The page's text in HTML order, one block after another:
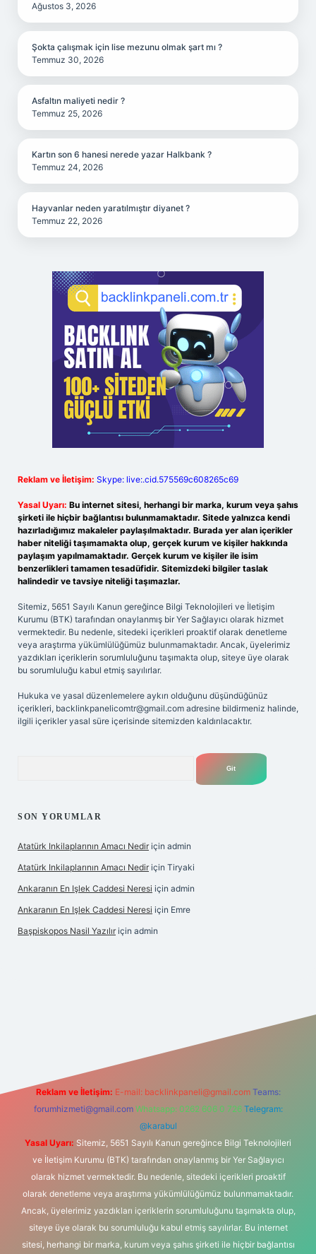
Ağustos 3, 2026
Şokta çalışmak için lise mezunu olmak şart mı ?
Temmuz 30, 2026
Asfaltın maliyeti nedir ?
Temmuz 25, 2026
Kartın son 6 hanesi nerede yazar Halkbank ?
Temmuz 24, 2026
Hayvanlar neden yaratılmıştır diyanet ?
Temmuz 22, 2026
Reklam ve İletişim: Skype: live:.cid.575569c608265c69
Yasal Uyarı: Bu internet sitesi, herhangi bir marka, kurum veya şahıs
şirketi ile hiçbir bağlantısı bulunmamaktadır. Sitede yalnızca kendi
hazırladığımız makaleler paylaşılmaktadır. Burada yer alan içerikler
haber niteliği taşımamakta olup, gerçek kurum ve kişiler hakkında
paylaşım yapılmamaktadır. Gerçek kurum ve kişiler ile isim
benzerlikleri tamamen tesadüfidir. Sitemizdeki bilgiler taslak
halindedir ve tavsiye niteliği taşımazlar.
Sitemiz, 5651 Sayılı Kanun gereğince Bilgi Teknolojileri ve İletişim
Kurumu (BTK) tarafından onaylanmış bir Yer Sağlayıcı olarak hizmet
vermektedir. Bu nedenle, sitedeki içerikleri proaktif olarak denetleme
veya araştırma yükümlülüğümüz bulunmamaktadır. Ancak, üyelerimiz
yazdıkları içeriklerin sorumluluğunu taşımakta olup, siteye üye olarak
bu sorumluluğu kabul etmiş sayılırlar.
Hukuka ve yasal düzenlemelere aykırı olduğunu düşündüğünüz
içerikleri, backlinkpanelicomtr@gmail.com adresine bildirmeniz halinde,
ilgili içerikler yasal süre içerisinde sitemizden kaldırılacaktır.
SON YORUMLAR
Atatürk Inkilaplarının Amacı Nedir için admin
Atatürk Inkilaplarının Amacı Nedir için Tiryaki
Ankaranın En Işlek Caddesi Neresi için admin
Ankaranın En Işlek Caddesi Neresi için Emre
Başpiskopos Nasil Yazılır için admin
Reklam ve İletişim: E-mail: backlinkpaneli@gmail.com Teams:
forumhizmeti@gmail.com Whatsapp: 0262 606 0 726 Telegram:
@karabul
Yasal Uyarı: Sitemiz, 5651 Sayılı Kanun gereğince Bilgi Teknolojileri
ve İletişim Kurumu (BTK) tarafından onaylanmış bir Yer Sağlayıcı
olarak hizmet vermektedir. Bu nedenle, sitedeki içerikleri proaktif
olarak denetleme veya araştırma yükümlülüğümüz bulunmamaktadır.
Ancak, üyelerimiz yazdıkları içeriklerin sorumluluğunu taşımakta olup,
siteye üye olarak bu sorumluluğu kabul etmiş sayılırlar. Bu internet
sitesi, herhangi bir marka, kurum veya şahıs şirketi ile hiçbir bağlantısı